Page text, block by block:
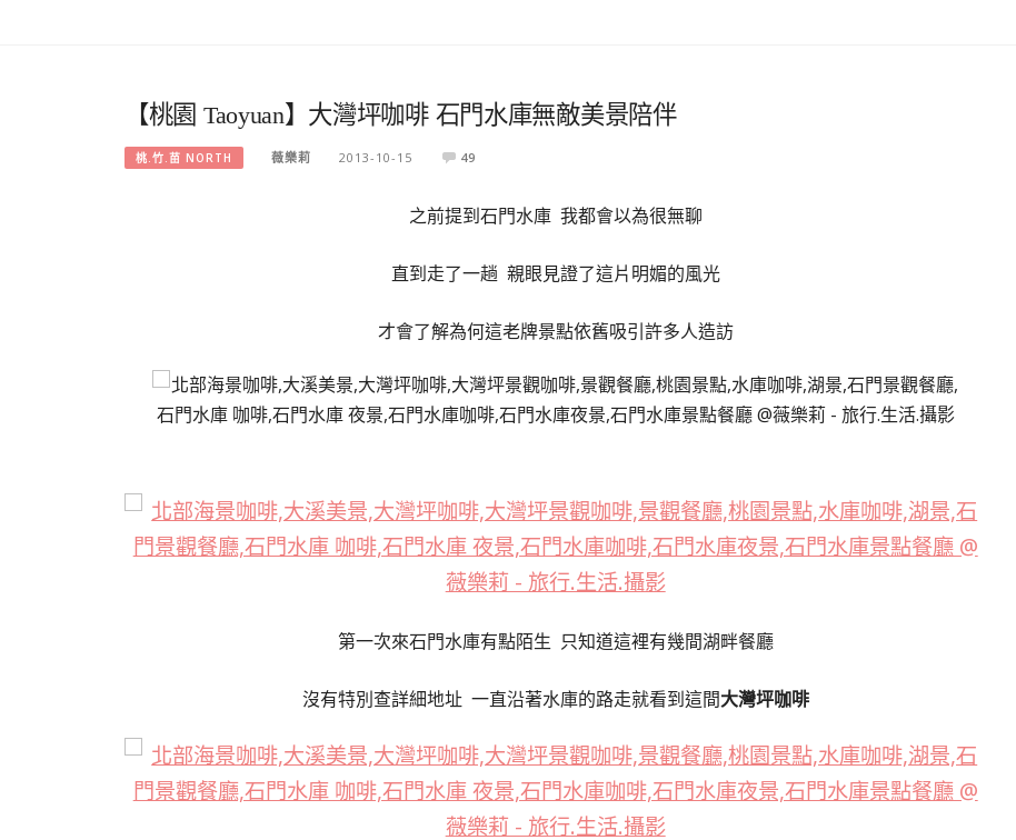
【桃園 Taoyuan】大灣坪咖啡 石門水庫無敵美景陪伴
桃.竹.苗 NORTH 薇樂莉 2013-10-15 49
之前提到石門水庫 我都會以為很無聊
直到走了一趟 親眼見證了這片明媚的風光
才會了解為何這老牌景點依舊吸引許多人造訪
第一次來石門水庫有點陌生 只知道這裡有幾間湖畔餐廳
沒有特別查詳細地址 一直沿著水庫的路走就看到這間大灣坪咖啡